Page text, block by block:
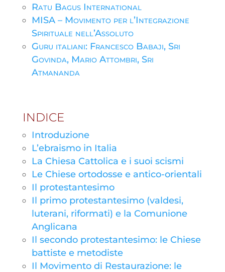
Ratu Bagus International
MISA – Movimento per l’Integrazione
Spirituale nell’Assoluto
Guru italiani: Francesco Babaji, Sri
Govinda, Mario Attombri, Sri
Atmananda
INDICE
Introduzione
L’ebraismo in Italia
La Chiesa Cattolica e i suoi scismi
Le Chiese ortodosse e antico-orientali
Il protestantesimo
Il primo protestantesimo (valdesi,
luterani, riformati) e la Comunione
Anglicana
Il secondo protestantesimo: le Chiese
battiste e metodiste
Il Movimento di Restaurazione: le